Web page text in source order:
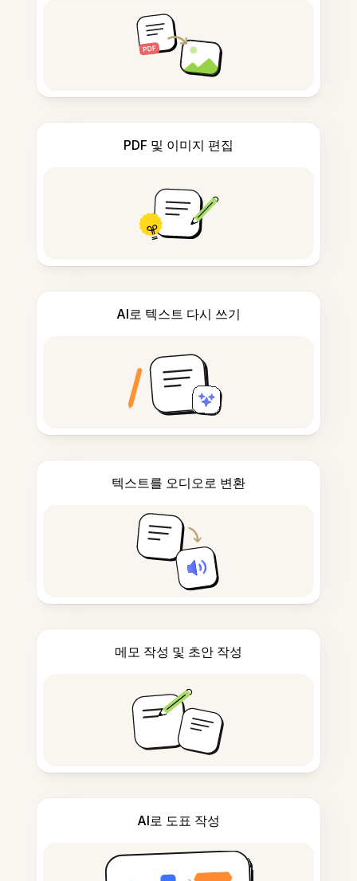
PDF 및 이미지 편집
AI로 텍스트 다시 쓰기
텍스트를 오디오로 변환
메모 작성 및 초안 작성
AI로 도표 작성